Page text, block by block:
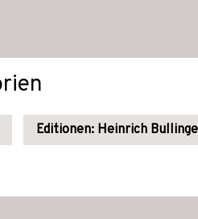
Editionen: Heinrich